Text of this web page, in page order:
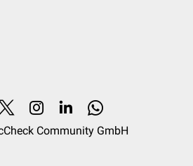
Community GmbH